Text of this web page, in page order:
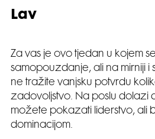
Lav
Za vas je ovo tjedan u kojem
samopouzdanje, ali na mirniji i
ne tražite vanjsku potvrdu
zadovoljstvo. Na poslu dolazi
možete pokazati liderstvo, ali
dominacijom.